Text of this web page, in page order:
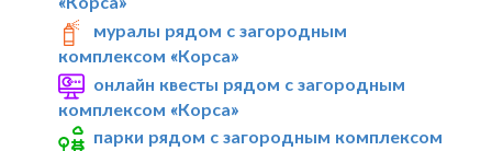
муралы рядом с загородным
комплексом «Корса»
онлайн квесты рядом с загородным
комплексом «Корса»
парки рядом с загородным комплексом